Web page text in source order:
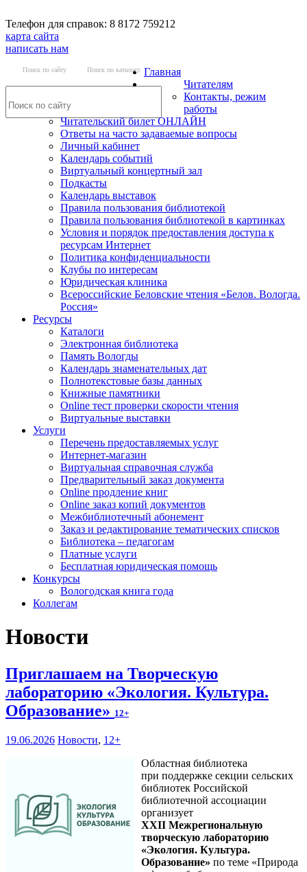
Телефон для справок: 8 8172 759212
карта сайта
написать нам
Поиск по сайту Поиск по каталогу Главная
Читателям
Контакты, режим
работы
Читательский билет ОНЛАЙН
Ответы на часто задаваемые вопросы
Личный кабинет
Календарь событий
Виртуальный концертный зал
Подкасты
Календарь выставок
Правила пользования библиотекой
Правила пользования библиотекой в картинках
Условия и порядок предоставления доступа к
ресурсам Интернет
Политика конфиденциальности
Клубы по интересам
Юридическая клиника
Всероссийские Беловские чтения «Белов. Вологда.
Россия»
Ресурсы
Каталоги
Электронная библиотека
Память Вологды
Календарь знаменательных дат
Полнотекстовые базы данных
Книжные памятники
Online тест проверки скорости чтения
Виртуальные выставки
Услуги
Перечень предоставляемых услуг
Интернет-магазин
Виртуальная справочная служба
Предварительный заказ документа
Online продление книг
Online заказ копий документов
Межбиблиотечный абонемент
Заказ и редактирование тематических списков
Библиотека – педагогам
Платные услуги
Бесплатная юридическая помощь
Конкурсы
Вологодская книга года
Коллегам
Новости
Приглашаем на Творческую
лабораторию «Экология. Культура.
Образование» 12+
19.06.2026 Новости, 12+
Областная библиотека
при поддержке секции сельских
библиотек Российской
библиотечной ассоциации
организует
XXII Межрегиональную
творческую лабораторию
«Экология. Культура.
Образование» по теме «Природа